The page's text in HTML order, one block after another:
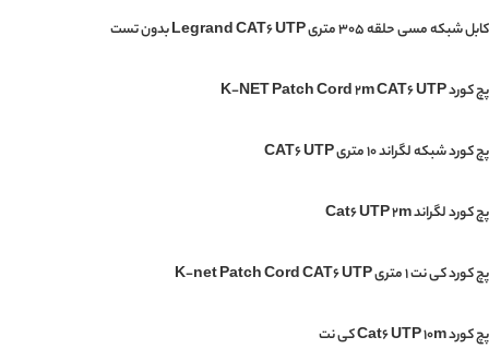
کابل شبکه مسی حلقه 305 متری Legrand CAT6 UTP بدون تست
پچ کورد K-NET Patch Cord 2m CAT6 UTP
پچ کورد شبکه لگراند 10 متری CAT6 UTP
پچ کورد لگراند Cat6 UTP 2m
پچ کورد کی نت 1 متری K-net Patch Cord CAT6 UTP
پچ کورد Cat6 UTP 10m کی نت